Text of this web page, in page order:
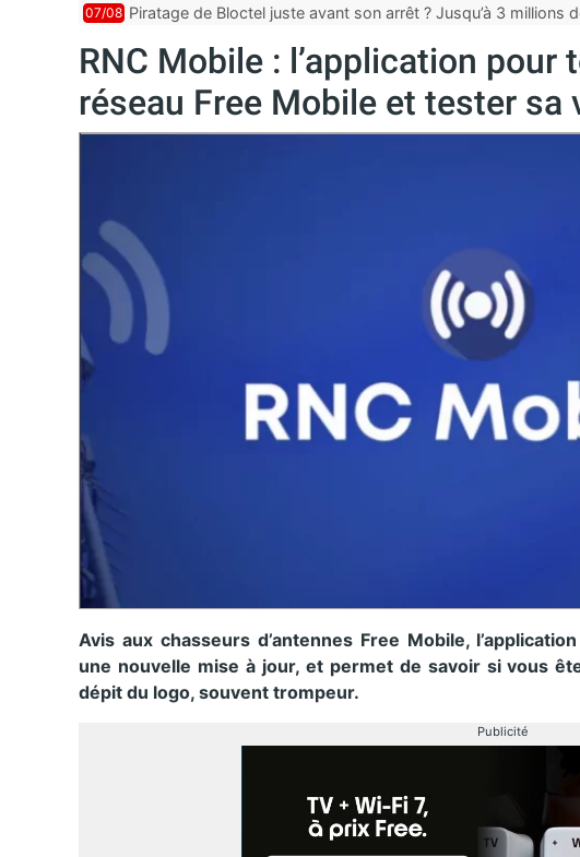
07/08 Piratage de Bloctel juste avant son arrêt ? Jusqu’à 3 millions
RNC Mobile : l’application pour
réseau Free Mobile et tester sa
Avis aux chasseurs d’antennes Free Mobile,
une nouvelle mise à jour, et permet de savoir si vous
dépit du logo, souvent trompeur.
Publicité